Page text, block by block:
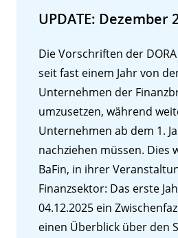
UPDATE: Dezember
Die Vorschriften der
seit fast einem Jahr von
Unternehmen der
umzusetzen, während
Unternehmen ab dem 1.
nachziehen müssen. Dies
BaFin, in ihrer
Finanzsektor: Das erste
04.12.2025 ein
einen Überblick über den